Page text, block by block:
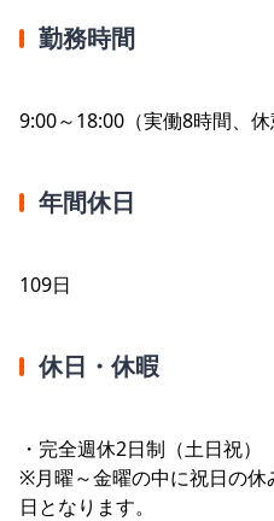
勤務時間
9:00～18:00（実働8時間、休
年間休日
109日
休日・休暇
・完全週休2日制（土日祝）
※月曜～金曜の中に祝日の
日となります。